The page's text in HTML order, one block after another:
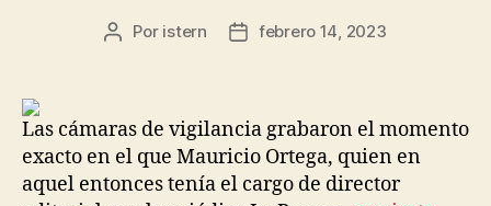
Autor
Por istern
Fechafebrero 14, 2023
Las cámaras de vigilancia grabaron el momento
exacto en el que Mauricio Ortega, quien en
aquel entonces tenía el cargo de director